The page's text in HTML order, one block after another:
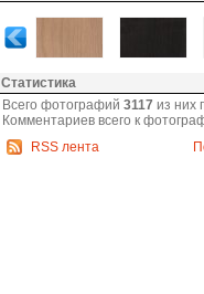
Статистика
Всего фотографий 3117 из них
Комментариев всего к
RSS лента